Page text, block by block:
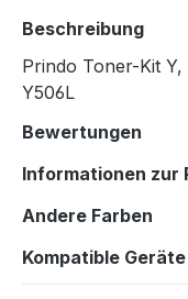
Beschreibung
Prindo Toner-Kit Y,
Y506L
Bewertungen
Informationen zur
Andere Farben
Kompatible Geräte